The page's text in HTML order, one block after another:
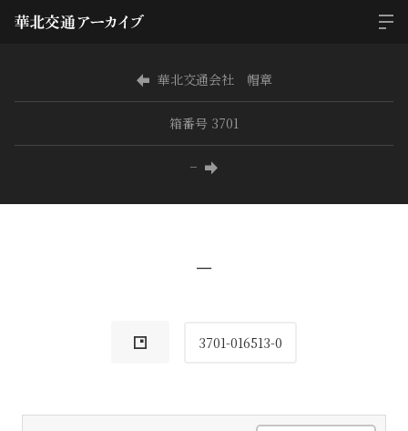
華北交通会社 帽章
箱番号 3701
−
−
3701-016513-0